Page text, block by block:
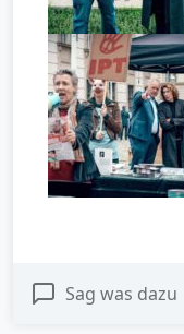
Sag was dazu